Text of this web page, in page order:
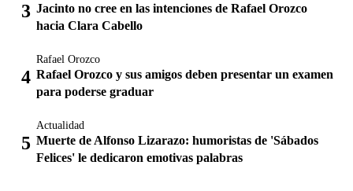
Jacinto no cree en las intenciones de Rafael Orozco
hacia Clara Cabello
Rafael Orozco
Rafael Orozco y sus amigos deben presentar un examen
para poderse graduar
Actualidad
Muerte de Alfonso Lizarazo: humoristas de 'Sábados
Felices' le dedicaron emotivas palabras